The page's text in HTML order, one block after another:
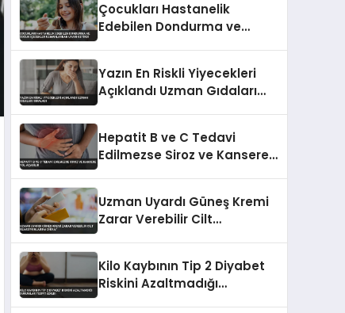
Çocukları Hastanelik
Edebilen Dondurma ve
Yazın En Riskli Yiyecekleri
Açıklandı Uzman Gıdaları
Hepatit B ve C Tedavi
Edilmezse Siroz ve Kansere
Uzman Uyardı Güneş Kremi
Zarar Verebilir Cilt
Kilo Kaybının Tip 2 Diyabet
Riskini Azaltmadığı